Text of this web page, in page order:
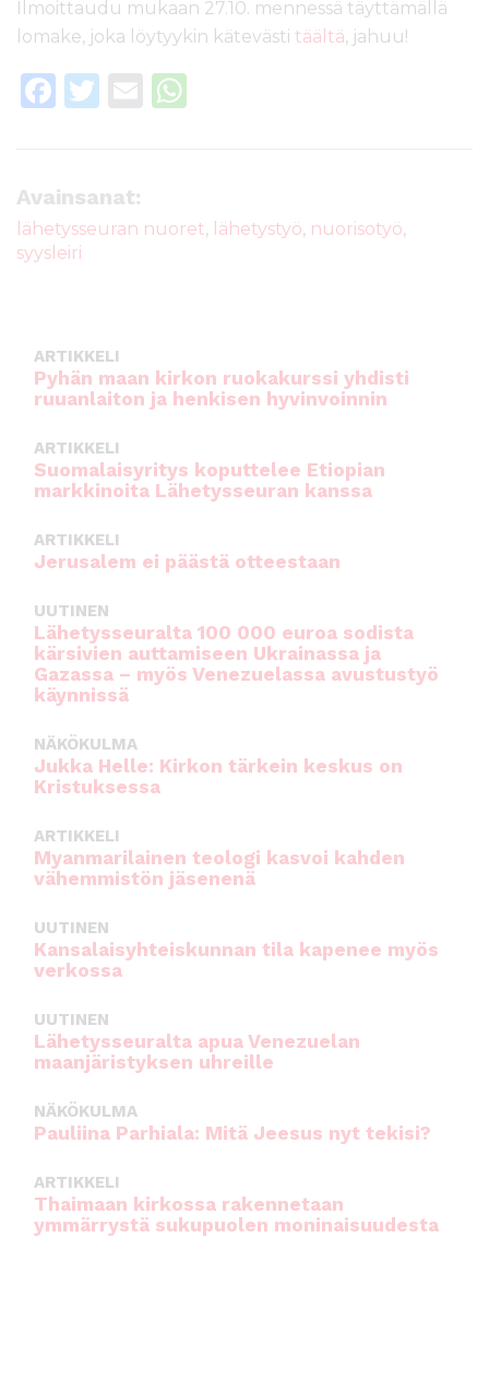
Ilmoittaudu mukaan 27.10. mennessä täyttämällä
lomake, joka löytyykin kätevästi täältä, jahuu!
F
e
b
o
T
te
r
E
A
Avainsanat:
lähetysseuran nuoret, lähetystyö, nuorisotyö,
syysleiri
ARTIKKELI
Pyhän maan kirkon ruokakurssi yhdisti
ruuanlaiton ja henkisen hyvinvoinnin
ARTIKKELI
Suomalaisyritys koputtelee Etiopian
markkinoita Lähetysseuran kanssa
ARTIKKELI
Jerusalem ei päästä otteestaan
UUTINEN
Lähetysseuralta 100 000 euroa sodista
kärsivien auttamiseen Ukrainassa ja
Gazassa – myös Venezuelassa avustustyö
käynnissä
NÄKÖKULMA
Jukka Helle: Kirkon tärkein keskus on
Kristuksessa
ARTIKKELI
Myanmarilainen teologi kasvoi kahden
vähemmistön jäsenenä
UUTINEN
Kansalaisyhteiskunnan tila kapenee myös
verkossa
UUTINEN
Lähetysseuralta apua Venezuelan
maanjäristyksen uhreille
NÄKÖKULMA
Pauliina Parhiala: Mitä Jeesus nyt tekisi?
ARTIKKELI
Thaimaan kirkossa rakennetaan
ymmärrystä sukupuolen moninaisuudesta